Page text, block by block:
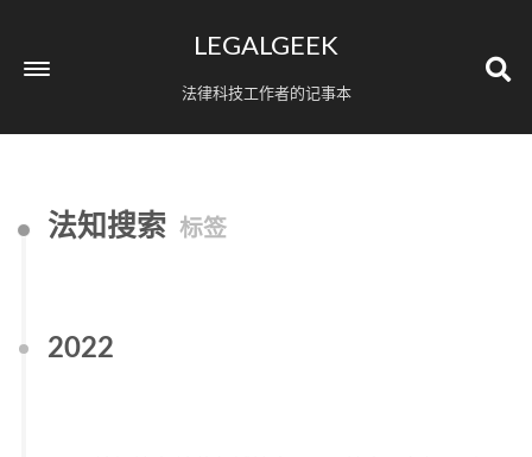
LEGALGEEK
法律科技工作者的记事本
法知搜索 标签
2022